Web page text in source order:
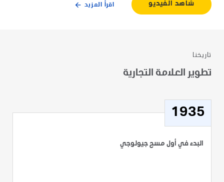
شاهد الفيديو اقرأ المزيد
تاريخنا
تطوير العلامة التجارية
1935
البدء في أول مسح جيولوجي